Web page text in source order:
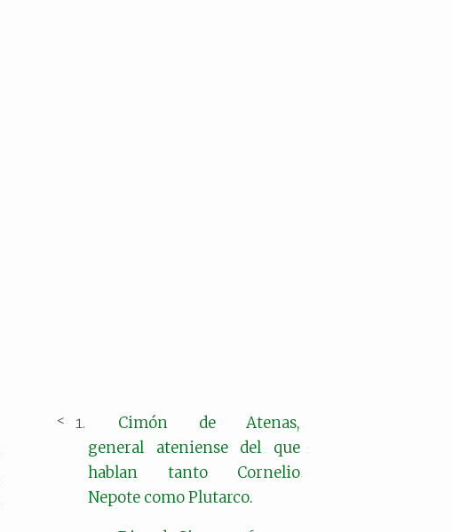
Cimón de Atenas,
general ateniense del que
hablan tanto Cornelio
Nepote como Plutarco.